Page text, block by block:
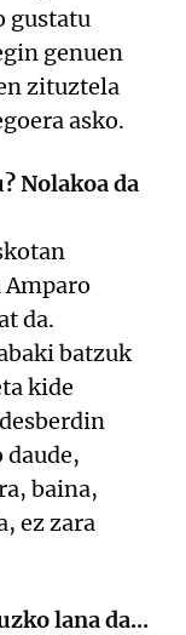
gustatu
genuen
zituztela
asko.
Nolakoa da
da.
batzuk
kide
daude,
baina,
ez zara
lana da...